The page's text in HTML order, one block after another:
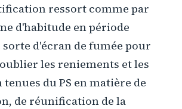
ressort comme par
d'habitude en période
d'écran de fumée pour
les reniements et les
du PS en matière de
de réunification de la